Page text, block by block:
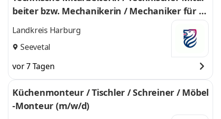
beiter bzw. Mechanikerin / Mechaniker für di
e Instandhaltung der Kläranlage (m/w/d)
Landkreis Harburg
Seevetal
vor 7 Tagen
Küchenmonteur / Tischler / Schreiner / Möbel
-Monteur (m/w/d)